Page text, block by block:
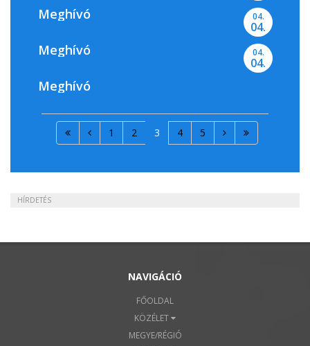
Meghívó 04.
04.
Meghívó 04.
04.
Meghívó
1 2 3 4 5
HÍRDETÉS
NAVIGÁCIÓ
FŐOLDAL
KÖZÉLET
MEGYE/RÉGIÓ